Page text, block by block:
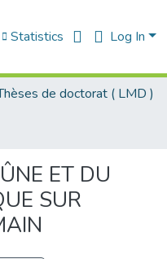
Statistics Log In
de doctorat ( LMD )
ET DU
SUR